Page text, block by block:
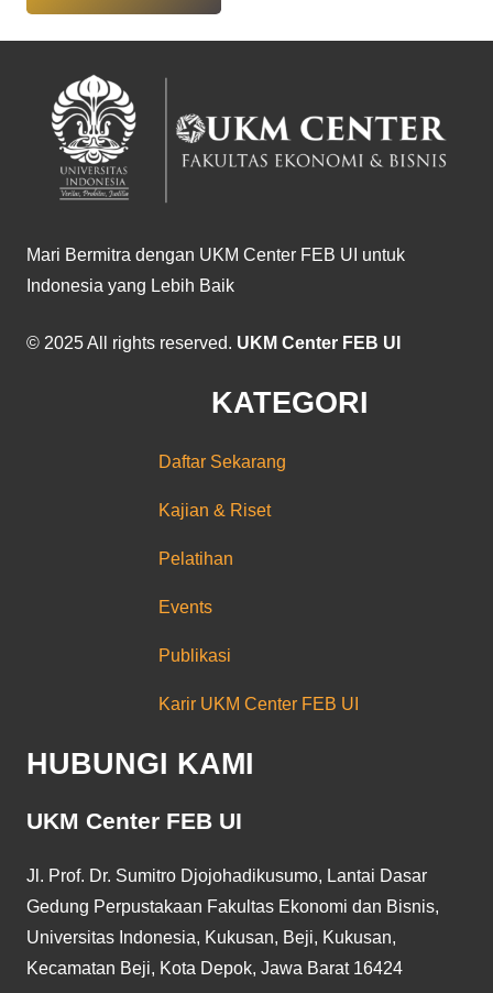
Mari Bermitra dengan UKM Center FEB UI untuk
Indonesia yang Lebih Baik
© 2025 All rights reserved. UKM Center FEB UI
KATEGORI
Daftar Sekarang
Kajian & Riset
Pelatihan
Events
Publikasi
Karir UKM Center FEB UI
HUBUNGI KAMI
UKM Center FEB UI
Jl. Prof. Dr. Sumitro Djojohadikusumo, Lantai Dasar
Gedung Perpustakaan Fakultas Ekonomi dan Bisnis,
Universitas Indonesia, Kukusan, Beji, Kukusan,
Kecamatan Beji, Kota Depok, Jawa Barat 16424